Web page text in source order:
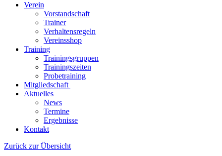
Verein
Vorstandschaft
Trainer
Verhaltensregeln
Vereinsshop
Training
Trainingsgruppen
Trainingszeiten
Probetraining
Mitgliedschaft
Aktuelles
News
Termine
Ergebnisse
Kontakt
Zurück zur Übersicht